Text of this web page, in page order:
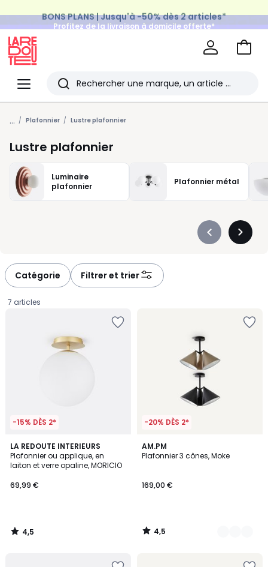
Profitez de la livraison à domicile offerte*
sur tous vos achats Mode & Maison
Menu
Redoute
Rechercher
Les
derniers
articles
consultés
Aller
... Plafonnier Lustre plafonnier
Lustre plafonnier
Luminaire
plafonnier
Plafonnier métal
Précédent
Catégorie Filtrer et trier
7 articles
-15% DÈS 2*
LA REDOUTE INTERIEURS
Plafonnier ou applique, en
laiton et verre opaline, MORICIO
€.
69,99 €
4,5
/ 5
4,5
/
-20% DÈS 2*
AM.PM
Plafonnier 3 cônes, Moke
169,00 €
4,5
/ 5
2
Couleurs
4,5
/